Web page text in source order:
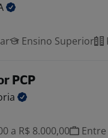
Ensino Superior
PCP
a R$ 8.000,00